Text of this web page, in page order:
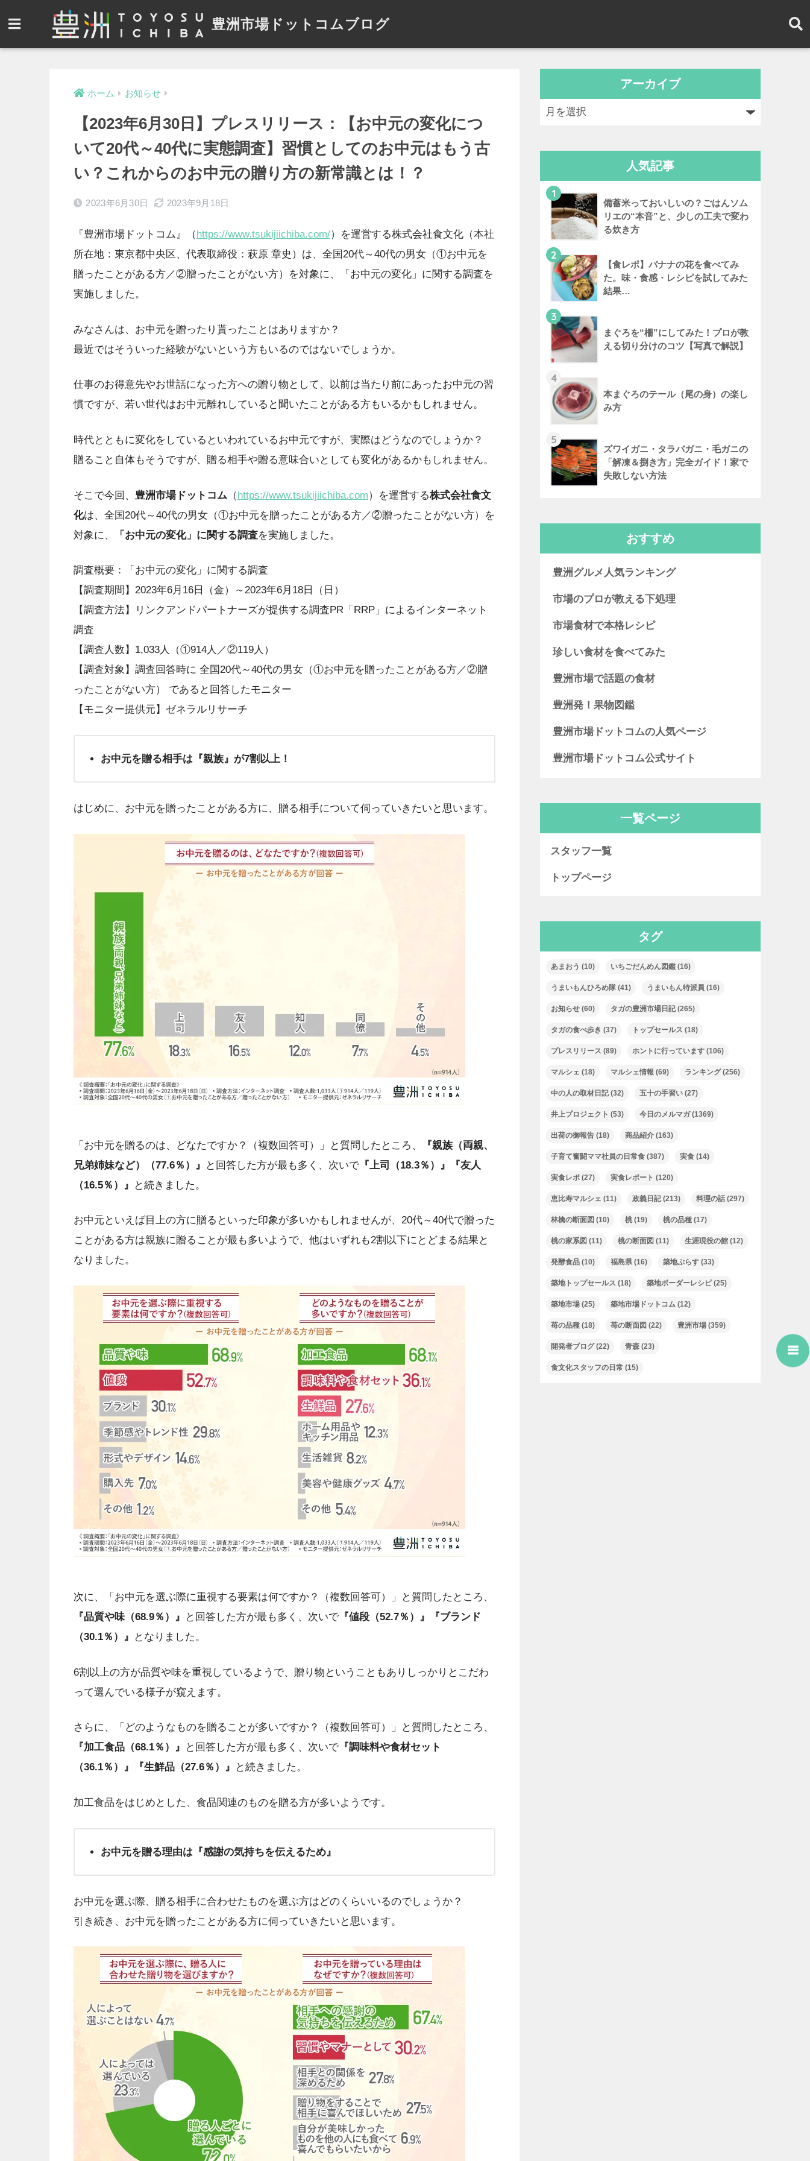
豊洲市場ドットコムブログ
ホーム お知らせ
【2023年6月30日】プレスリリース：【お中元の変化につ
いて20代～40代に実態調査】習慣としてのお中元はもう古
い？これからのお中元の贈り方の新常識とは！？
2023年6月30日 2023年9月18日
『豊洲市場ドットコム』（https://www.tsukijiichiba.com/）を運営する株式会社食文化（本社
所在地：東京都中央区、代表取締役：萩原 章史）は、全国20代～40代の男女（①お中元を
贈ったことがある方／②贈ったことがない方）を対象に、「お中元の変化」に関する調査を
実施しました。
みなさんは、お中元を贈ったり貰ったことはありますか？
最近ではそういった経験がないという方もいるのではないでしょうか。
仕事のお得意先やお世話になった方への贈り物として、以前は当たり前にあったお中元の習
慣ですが、若い世代はお中元離れしていると聞いたことがある方もいるかもしれません。
時代とともに変化をしているといわれているお中元ですが、実際はどうなのでしょうか？
贈ること自体もそうですが、贈る相手や贈る意味合いとしても変化があるかもしれません。
そこで今回、 豊洲市場ドットコム （https://www.tsukijiichiba.com）を運営する株式会社食文
化は、全国20代～40代の男女（①お中元を贈ったことがある方／②贈ったことがない方）を
対象に、
「お中元の変化」に関する調査を実施しました。
調査概要：「お中元の変化」に関する調査
【調査期間】2023年6月16日（金）～2023年6月18日（日）
【調査方法】リンクアンドパートナーズが提供する調査PR「RRP」によるインターネット
調査
【調査人数】1,033人（①914人／②119人）
【調査対象】調査回答時に 全国20代～40代の男女（①お中元を贈ったことがある方／②贈
ったことがない方） であると回答したモニター
【モニター提供元】ゼネラルリサーチ
お中元を贈る相手は『親族』が7割以上！
はじめに、お中元を贈ったことがある方に、贈る相手について伺っていきたいと思います。
「お中元を贈るのは、どなたですか？（複数回答可）」と質問したところ、
『親族（両親、
兄弟姉妹など）（77.6％）』
と回答した方が最も多く、次いで 『上司（18.3％）』『友人
（16.5％）』
と続きました。
お中元といえば目上の方に贈るといった印象が多いかもしれませんが、20代～40代で贈った
ことがある方は親族に贈ることが最も多いようで、他はいずれも2割以下にとどまる結果と
なりました。
次に、「お中元を選ぶ際に重視する要素は何ですか？（複数回答可）」と質問したところ、
『品質や味（68.9％）』
と回答した方が最も多く、次いで 『値段（52.7％）』『ブランド
（30.1％）』
となりました。
6割以上の方が品質や味を重視しているようで、贈り物ということもありしっかりとこだわ
って選んでいる様子が窺えます。
さらに、「どのようなものを贈ることが多いですか？（複数回答可）」と質問したところ、
『加工食品（68.1％）』
と回答した方が最も多く、次いで 『調味料や食材セット
（36.1％）』『生鮮品（27.6％）』
と続きました。
加工食品をはじめとした、食品関連のものを贈る方が多いようです。
お中元を贈る理由は『感謝の気持ちを伝えるため』
お中元を選ぶ際、贈る相手に合わせたものを選ぶ方はどのくらいいるのでしょうか？
引き続き、お中元を贈ったことがある方に伺っていきたいと思います。
アーカイブ
人気記事
1
備蓄米っておいしいの？ごはんソム
リエの“本音”と、少しの工夫で変わ
る炊き方
2
【食レポ】バナナの花を食べてみ
た。味・食感・レシピを試してみた
結果…
3
まぐろを“柵”にしてみた！プロが教
える切り分けのコツ【写真で解説】
4
本まぐろのテール（尾の身）の楽し
み方
5
ズワイガニ・タラバガニ・毛ガニの
「解凍＆捌き方」完全ガイド！家で
失敗しない方法
おすすめ
豊洲グルメ人気ランキング
市場のプロが教える下処理
市場食材で本格レシピ
珍しい食材を食べてみた
豊洲市場で話題の食材
豊洲発！果物図鑑
豊洲市場ドットコムの人気ページ
豊洲市場ドットコム公式サイト
一覧ページ
スタッフ一覧
トップページ
タグ
あまおう (10) いちごだんめん図鑑 (16)
うまいもんひろめ隊 (41) うまいもん特派員 (16)
お知らせ (60) タガの豊洲市場日記(265)
タガの食べ歩き (37) トップセールス (18)
プレスリリース (89) ホントに行っています (106)
マルシェ (18) マルシェ情報 (69) ランキング(256)
中の人の取材日記(32) 五十の手習い (27)
井上プロジェクト (53) 今日のメルマガ(1369)
出荷の御報告 (18) 商品紹介 (163)
子育て奮闘ママ社員の日常食 (387) 実食 (14)
実食レポ (27) 実食レポート (120)
恵比寿マルシェ (11) 政義日記(213) 料理の話 (297)
林檎の断面図 (10) 桃(19) 桃の品種 (17)
桃の家系図 (11) 桃の断面図 (11) 生涯現役の館 (12)
発酵食品 (10) 福島県 (16) 築地ぷらす (33)
築地トップセールス (18) 築地ボーダーレシピ(25)
築地市場 (25) 築地市場ドットコム (12)
苺の品種 (18) 苺の断面図 (22) 豊洲市場 (359)
開発者ブログ(22) 青森 (23)
食文化スタッフの日常 (15)